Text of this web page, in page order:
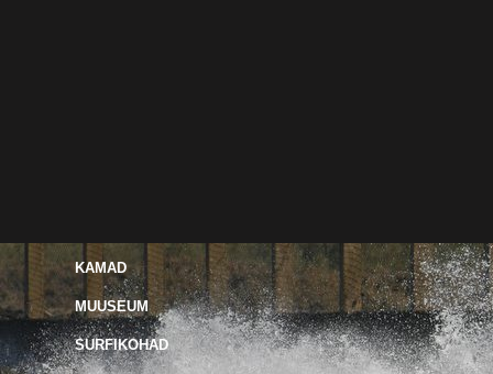
KAMAD
MUUSEUM
SURFIKOHAD